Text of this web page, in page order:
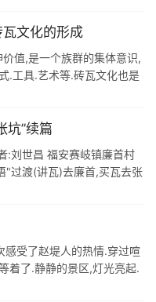
文化的形成
值,是一个族群的集体意识,
.工具.艺术等.砖瓦文化也是
坑”续篇
:刘世昌 福安赛岐镇廉首村
"过渡(讲瓦)去廉首,买瓦去张
受了赵堤人的热情.穿过喧
着了.静静的景区,灯光亮起.